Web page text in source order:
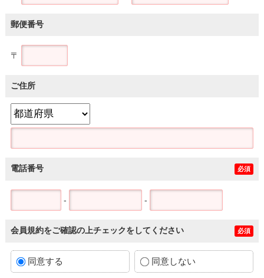
郵便番号
〒
ご住所
電話番号 必須
- -
会員規約をご確認の上チェックをしてください 必須
同意する 同意しない